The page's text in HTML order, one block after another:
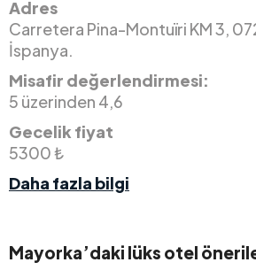
Adres
Carretera Pina-Montuïri KM 3,
İspanya.
Misafir değerlendirmesi:
5 üzerinden 4,6
Gecelik fiyat
5300 ₺
Daha fazla bilgi
Mayorka’daki lüks otel